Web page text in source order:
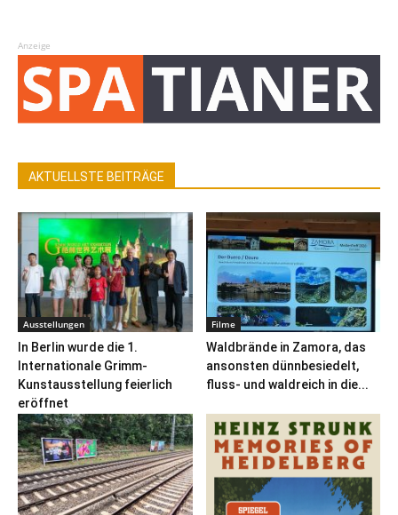
Anzeige
AKTUELLSTE BEITRÄGE
Ausstellungen
In Berlin wurde die 1.
Internationale Grimm-
Kunstausstellung feierlich
eröffnet
Filme
Waldbrände in Zamora, das
ansonsten dünnbesiedelt,
fluss- und waldreich in die...